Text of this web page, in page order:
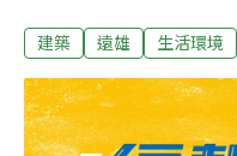
2015年停工至今，該案
包含部分台北市議員、
經環評委員會審查後，
建築 遠雄 生活環境